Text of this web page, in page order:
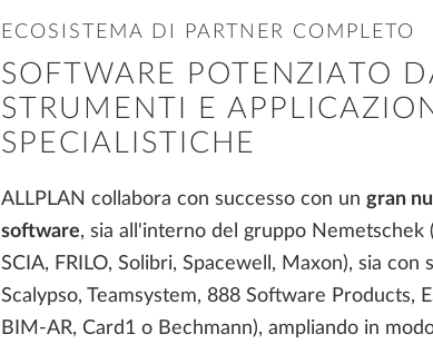
ECOSISTEMA DI PARTNER COMPLETO
SOFTWARE POTENZIATO
STRUMENTI E
SPECIALISTICHE
ALLPLAN collabora con successo con un gran
software, sia all'interno del gruppo Nemetschek
SCIA, FRILO, Solibri, Spacewell, Maxon), sia con
Scalypso, Teamsystem, 888 Software Products,
BIM-AR, Card1 o Bechmann), ampliando in